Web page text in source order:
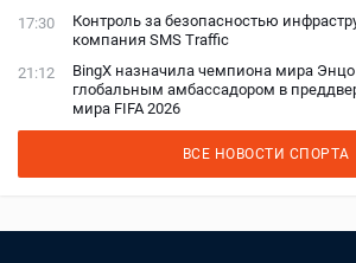
17:30
Контроль за безопасностью
компания SMS Traffic
21:12
BingX назначила чемпиона мира
глобальным амбассадором в
мира FIFA 2026
ВСЕ НОВОСТИ СПОРТА